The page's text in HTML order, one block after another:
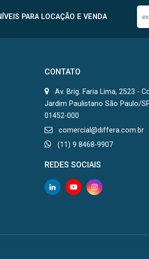
PARA LOCAÇÃO E VENDA
CONTATO
Av. Brig. Faria Lima, 2523 -
Jardim Paulistano São Paulo/
01452-000
comercial@differa.com.br
(11) 9 8468-9907
REDES SOCIAIS